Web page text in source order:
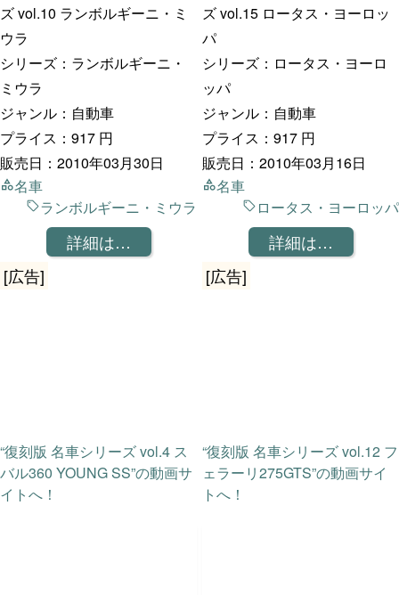
ズ vol.10 ランボルギーニ・ミ
ウラ
シリーズ：ランボルギーニ・
ミウラ
ジャンル：自動車
プライス：917 円
販売日：2010年03月30日
名車
ランボルギーニ・ミウラ
詳細は…
ズ vol.15 ロータス・ヨーロッ
パ
シリーズ：ロータス・ヨーロ
ッパ
ジャンル：自動車
プライス：917 円
販売日：2010年03月16日
名車
ロータス・ヨーロッパ
詳細は…
[広告]
“復刻版 名車シリーズ vol.4 ス
バル360 YOUNG SS”の動画サ
イトへ！
[広告]
“復刻版 名車シリーズ vol.12 フ
ェラーリ275GTS”の動画サイ
トへ！